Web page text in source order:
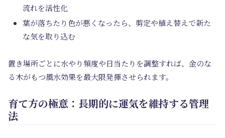
流れを活性化
葉が落ちたり色が悪くなったら、剪定や植え替えで新た
な気を取り込む
置き場所ごとに水やり頻度や日当たりを調整すれば、金のな
る木がもつ風水効果を最大限発揮させられます。
育て方の極意：長期的に運気を維持する管理
法